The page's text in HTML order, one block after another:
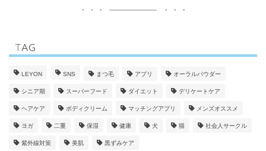
TAG
LEYON SNS まつ毛 アプリ オーラルパウダー
シニア期 スーパーフード ダイエット デリケートケア
ヘアケア ボディクリーム マッチングアプリ メンズオススメ
ヨガ 二重 保湿 健康 犬 猫 社会人サークル
紫外線対策 美肌 黒ずみケア